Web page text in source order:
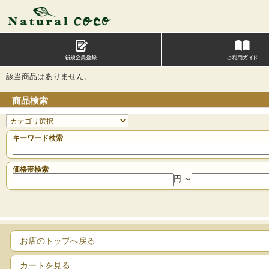
該当商品はありません。
商品検索
キーワード検索
価格帯検索
円 ～
お店のトップへ戻る
カートを見る